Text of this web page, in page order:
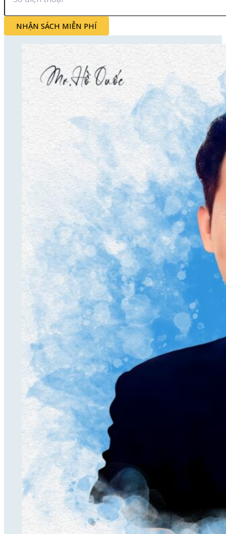
NHẬN SÁCH MIỄN PHÍ